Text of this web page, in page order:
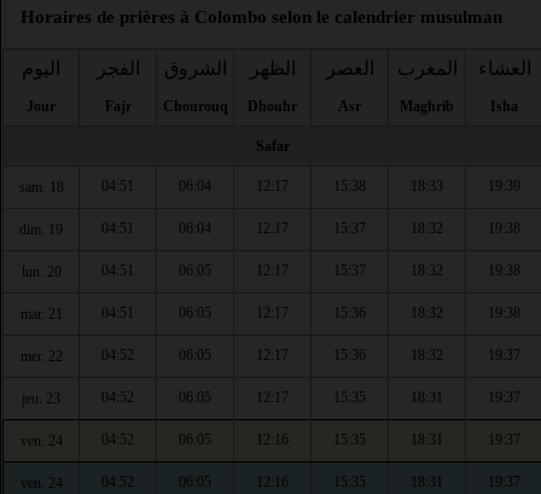
Horaires de prières à Colombo selon le calendrier musulman
اليوم
Jour
الفجر
Fajr
الشروق
Chourouq
الظهر
Dhouhr
العصر
Asr
المغرب
Maghrib
العشاء
Isha
Safar
sam. 18 04:51 06:04 12:17 15:38 18:33 19:39
dim. 19 04:51 06:04 12:17 15:37 18:32 19:38
lun. 20 04:51 06:05 12:17 15:37 18:32 19:38
mar. 21 04:51 06:05 12:17 15:36 18:32 19:38
mer. 22 04:52 06:05 12:17 15:36 18:32 19:37
jeu. 23 04:52 06:05 12:17 15:35 18:31 19:37
ven. 24 04:52 06:05 12:16 15:35 18:31 19:37
ven. 24 04:52 06:05 12:16 15:35 18:31 19:37